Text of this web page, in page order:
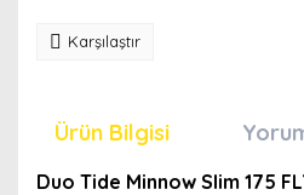
Karşılaştır
Ürün Bilgisi
Duo Tide Minnow Slim 175